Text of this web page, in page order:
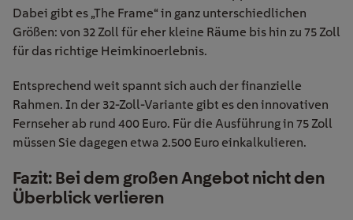
Dabei gibt es „The Frame“ in ganz unterschiedlichen
Größen: von 32 Zoll für eher kleine Räume bis hin zu 75 Zoll
für das richtige Heimkinoerlebnis.
Entsprechend weit spannt sich auch der finanzielle
Rahmen. In der 32-Zoll-Variante gibt es den innovativen
Fernseher ab rund 400 Euro. Für die Ausführung in 75 Zoll
müssen Sie dagegen etwa 2.500 Euro einkalkulieren.
Fazit: Bei dem großen Angebot nicht den
Überblick verlieren